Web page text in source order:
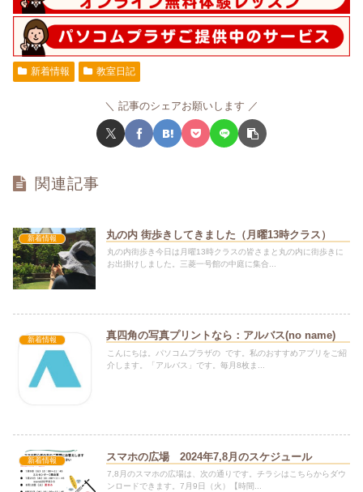
新着情報 教室日記
記事のシェアお願いします
関連記事
新着情報 丸の内 街歩きしてきました（月曜13時クラス）
丸の内街歩き今日は月曜13時クラスの皆さまと丸の内に街歩きに
お出掛けしました。三菱一号館の中庭に集合...
新着情報 真四角の写真プリントなら：アルバス(no name)
こんにちは。パソコムプラザの です。私のおすすめアプリをご紹
介します。「アルバス」です。毎月8枚ま...
新着情報 スマホの広場 2024年7,8月のスケジュール
7,8月のスマホの広場は、次の通りです。チラシはこちらからダウ
ンロードできます。7月9日（火）【時間...